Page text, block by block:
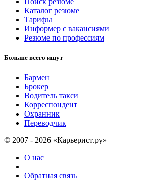
Каталог резюме
Тарифы
Информер с вакансиями
Резюме по профессиям
Больше всего ищут
Бармен
Брокер
Водитель такси
Корреспондент
Охранник
Переводчик
© 2007 - 2026 «Карьерист.ру»
О нас
Обратная связь